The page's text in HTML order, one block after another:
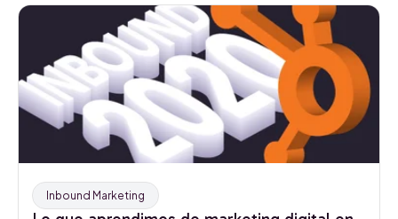
Inbound Marketing